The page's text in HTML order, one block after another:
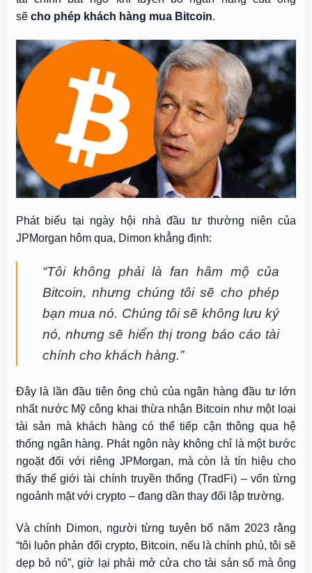
sẽ cho phép khách hàng mua Bitcoin.
Phát biểu tại ngày hội nhà đầu tư thường niên của
JPMorgan hôm qua, Dimon khẳng định:
“Tôi không phải là fan hâm mộ của
Bitcoin, nhưng chúng tôi sẽ cho phép
bạn mua nó. Chúng tôi sẽ không lưu ký
nó, nhưng sẽ hiển thị trong báo cáo tài
chính cho khách hàng.”
Đây là lần đầu tiên ông chủ của ngân hàng đầu tư lớn
nhất nước Mỹ công khai thừa nhận Bitcoin như một loại
tài sản mà khách hàng có thể tiếp cận thông qua hệ
thống ngân hàng. Phát ngôn này không chỉ là một bước
ngoặt đối với riêng JPMorgan, mà còn là tín hiệu cho
thấy thế giới tài chính truyền thống (TradFi) – vốn từng
ngoảnh mặt với crypto – đang dần thay đổi lập trường.
Và chính Dimon, người từng tuyên bố năm 2023 rằng
“tôi luôn phản đối crypto, Bitcoin, nếu là chính phủ, tôi sẽ
dẹp bỏ nó”, giờ lại phải mở cửa cho tài sản số mà ông